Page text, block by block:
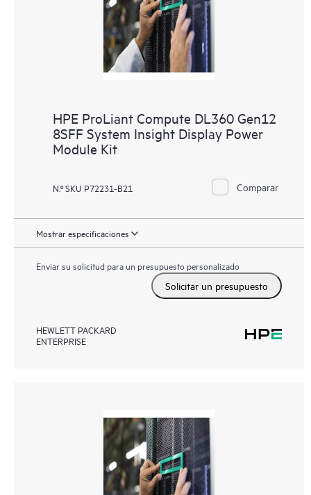
HPE ProLiant Compute DL360 Gen12
8SFF System Insight Display Power
Module Kit
N.º SKU P72231-B21 Comparar
Mostrar especificaciones
Enviar su solicitud para un presupuesto personalizado
Solicitar un presupuesto
HEWLETT PACKARD
ENTERPRISE